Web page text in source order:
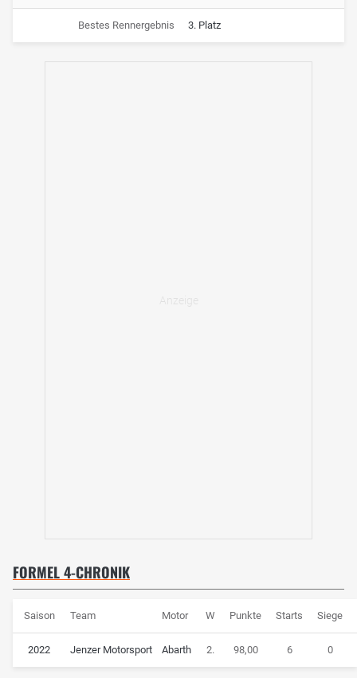
Bestes Rennergebnis 3. Platz
FORMEL 4-CHRONIK
Saison Team Motor W Punkte Starts Siege
2022 Jenzer Motorsport Abarth 2. 98,00 6 0